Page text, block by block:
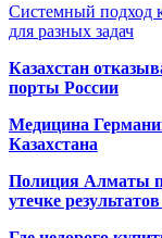
Системный подход
для разных задач
Казахстан
порты России
Медицина
Казахстана
Полиция Алматы
утечке